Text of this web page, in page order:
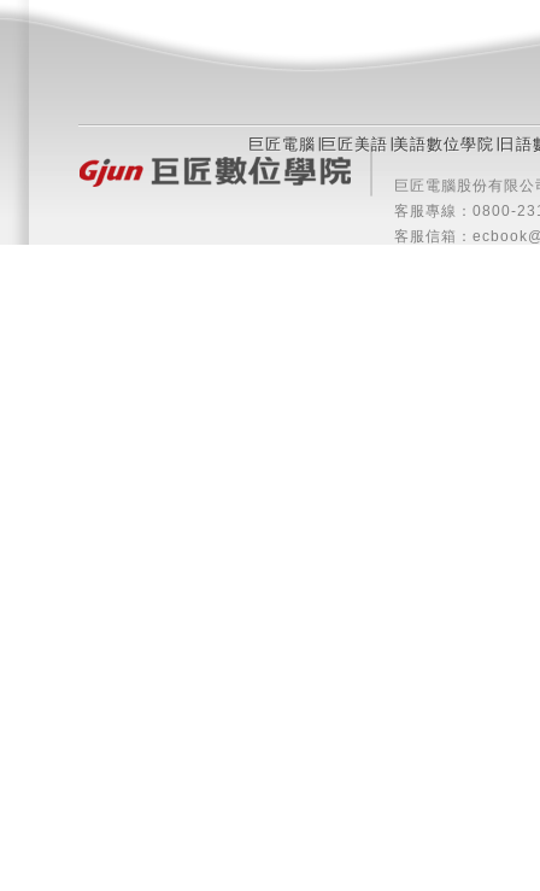
巨匠電腦 巨匠美語 美語數位學院 日語
巨匠電腦股份有限
客服專線：0800-
客服信箱：